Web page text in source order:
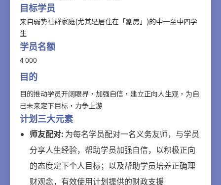
目标学员
来自弱势社群家庭(尤其是居住在「劏房」)的中一至中四学
生
学员名额
4 000
目的
目的推动学员开阔眼界，加强自信，建立正向人生观，为自
己未来定下目标，力争上游
计划三大元素
师友配对: 为每名学员配对一名义务友师，与学员
分享人生经验，帮助学员加强自信，以积极正向
的态度定下个人目标；以及帮助学员培养正确理
财观念，有效使用计划提供的财政支援